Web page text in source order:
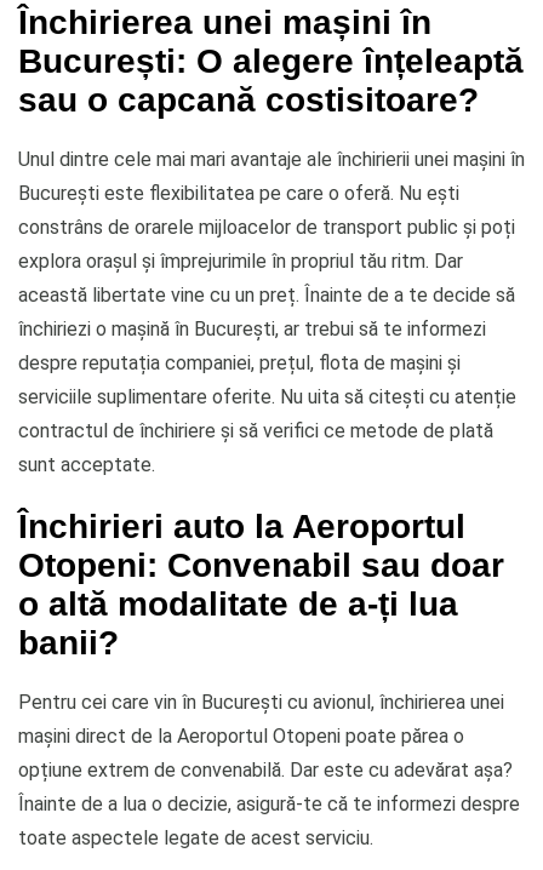
Închirierea unei mașini în
București: O alegere înțeleaptă
sau o capcană costisitoare?
Unul dintre cele mai mari avantaje ale închirierii unei mașini în
București este flexibilitatea pe care o oferă. Nu ești
constrâns de orarele mijloacelor de transport public și poți
explora orașul și împrejurimile în propriul tău ritm. Dar
această libertate vine cu un preț. Înainte de a te decide să
închiriezi o mașină în București, ar trebui să te informezi
despre reputația companiei, prețul, flota de mașini și
serviciile suplimentare oferite. Nu uita să citești cu atenție
contractul de închiriere și să verifici ce metode de plată
sunt acceptate.
Închirieri auto la Aeroportul
Otopeni: Convenabil sau doar
o altă modalitate de a-ți lua
banii?
Pentru cei care vin în București cu avionul, închirierea unei
mașini direct de la Aeroportul Otopeni poate părea o
opțiune extrem de convenabilă. Dar este cu adevărat așa?
Înainte de a lua o decizie, asigură-te că te informezi despre
toate aspectele legate de acest serviciu.